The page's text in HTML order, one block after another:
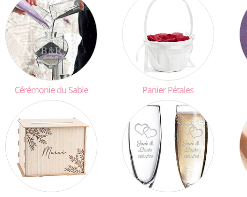
Cérémonie duSable PanierPétales